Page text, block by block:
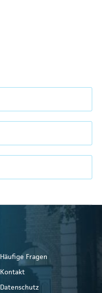
Häufige Fragen
Kontakt
Datenschutz